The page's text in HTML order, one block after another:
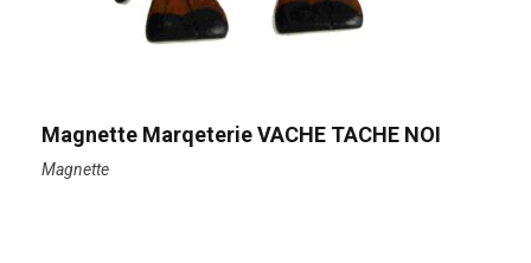
Magnette Marqeterie VACHE TACHE NOI
Magnette